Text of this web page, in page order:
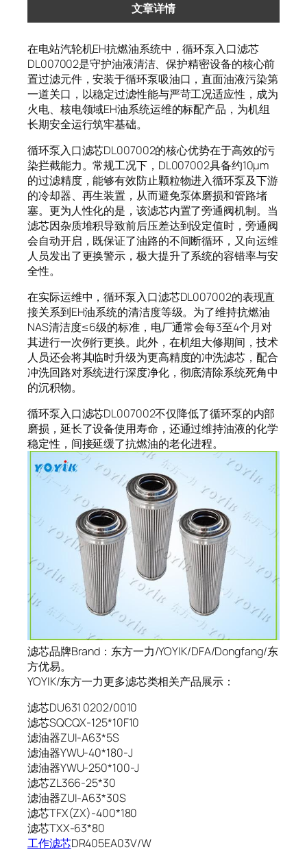
文章详情
在电站汽轮机EH抗燃油系统中，循环泵入口滤芯
DL007002是守护油液清洁、保护精密设备的核心前
置过滤元件，安装于循环泵吸油口，直面油液污染第
一道关口，以稳定过滤性能与严苛工况适应性，成为
火电、核电领域EH油系统运维的标配产品，为机组
长期安全运行筑牢基础。
循环泵入口滤芯DL007002的核心优势在于高效的污
染拦截能力。常规工况下，DL007002具备约10μm
的过滤精度，能够有效防止颗粒物进入循环泵及下游
的冷却器、再生装置，从而避免泵体磨损和管路堵
塞。更为人性化的是，该滤芯内置了旁通阀机制。当
滤芯因杂质堆积导致前后压差达到设定值时，旁通阀
会自动开启，既保证了油路的不间断循环，又向运维
人员发出了更换警示，极大提升了系统的容错率与安
全性。
在实际运维中，循环泵入口滤芯DL007002的表现直
接关系到EH油系统的清洁度等级。为了维持抗燃油
NAS清洁度≤6级的标准，电厂通常会每3至4个月对
其进行一次例行更换。此外，在机组大修期间，技术
人员还会将其临时升级为更高精度的冲洗滤芯，配合
冲洗回路对系统进行深度净化，彻底清除系统死角中
的沉积物。
循环泵入口滤芯DL007002不仅降低了循环泵的内部
磨损，延长了设备使用寿命，还通过维持油液的化学
稳定性，间接延缓了抗燃油的老化进程。
滤芯品牌Brand：东方一力/YOYIK/DFA/Dongfang/东
方优易。
YOYIK/东方一力更多滤芯类相关产品展示：
滤芯DU631 0202/0010
滤芯SQCQX-125*10F10
滤油器ZUI-A63*5S
滤油器YWU-40*180-J
滤油器YWU-250*100-J
滤芯ZL366-25*30
滤油器ZUI-A63*30S
滤芯TFX(ZX)-400*180
滤芯TXX-63*80
工作滤芯DR405EA03V/W